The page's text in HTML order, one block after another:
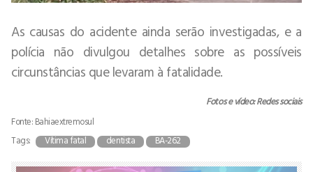
As causas do acidente ainda serão investigadas, e a
polícia não divulgou detalhes sobre as possíveis
circunstâncias que levaram à fatalidade.
Fotos e vídeo: Redes sociais
Fonte: Bahiaextremosul
Tags:
Vítima fatal dentista BA-262